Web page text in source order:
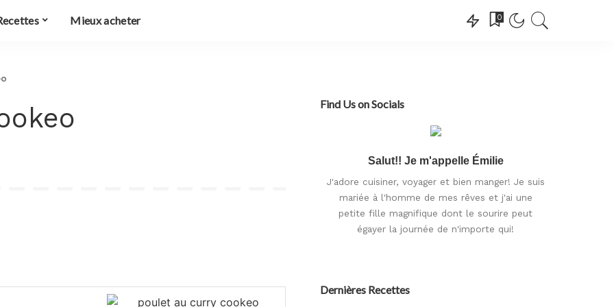
Mieux acheter 0
Find Us on Socials
Salut!! Je m'appelle Émilie
J'adore cuisiner, voyager et bien manger! Je suis
mariée à l'homme de mes rêves et j'ai une
petite fille magnifique dont le sourire peut
égayer la journée de n'importe qui!
Dernières Recettes